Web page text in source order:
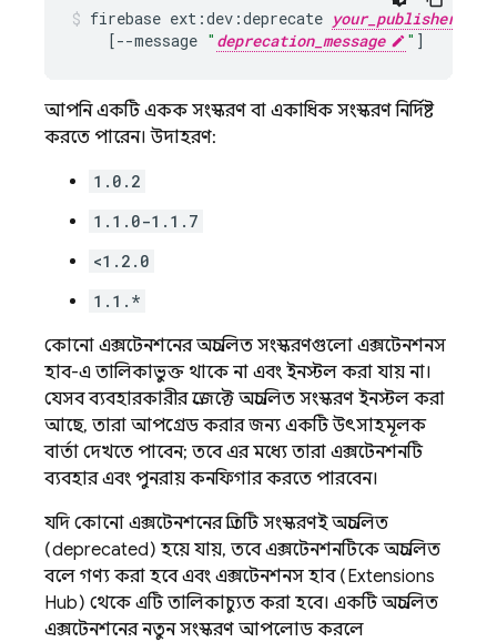
firebase ext:dev:deprecate your_publisher_id
[--message " deprecation_message " ]
আপনি একটি একক সংস্করণ বা একাধিক সংস্করণ নির্দিষ্ট
করতে পারেন। উদাহরণ:
1.0.2
1.1.0-1.1.7
<1.2.0
1.1.*
কোনো এক্সটেনশনের অপ্রচলিত সংস্করণগুলো এক্সটেনশনস
হাব-এ তালিকাভুক্ত থাকে না এবং ইনস্টল করা যায় না।
যেসব ব্যবহারকারীর প্রজেক্টে অপ্রচলিত সংস্করণ ইনস্টল করা
আছে, তারা আপগ্রেড করার জন্য একটি উৎসাহমূলক
বার্তা দেখতে পাবেন; তবে এর মধ্যে তারা এক্সটেনশনটি
ব্যবহার এবং পুনরায় কনফিগার করতে পারবেন।
যদি কোনো এক্সটেনশনের প্রতিটি সংস্করণই অপ্রচলিত
(deprecated) হয়ে যায়, তবে এক্সটেনশনটিকে অপ্রচলিত
বলে গণ্য করা হবে এবং এক্সটেনশনস হাব (Extensions
Hub) থেকে এটি তালিকাচ্যুত করা হবে। একটি অপ্রচলিত
এক্সটেনশনের নতুন সংস্করণ আপলোড করলে